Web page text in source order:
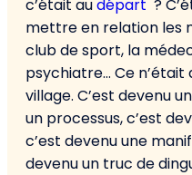
c’était audépart ?
mettre en relation les
club de sport, la
psychiatre… Ce n’était
village. C’est devenu
un processus, c’est
c’est devenu une
devenu un truc de